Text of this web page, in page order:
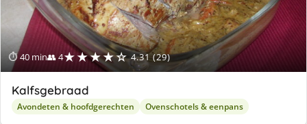
⏱ 40 min👥 4★★★★☆ 4.31 (29)
Kalfsgebraad
Avondeten & hoofdgerechten Ovenschotels & eenpans